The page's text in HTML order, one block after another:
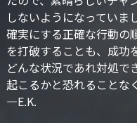
しないようになっていま
確実にする正確な行動の
を打破することも、成功
どんな状況であれ対処で
起こるかと恐れることな
—E.K.